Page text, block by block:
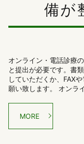
備が
オンライン・電話診療
と提出が必要です。書
していただくか、FAX
願い致します。 オンラ
MORE